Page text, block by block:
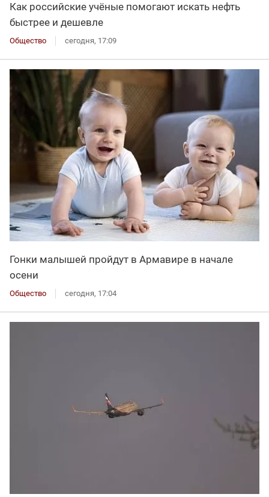
Как российские учёные помогают искать нефть
быстрее и дешевле
Общество сегодня, 17:09
Гонки малышей пройдут в Армавире в начале
осени
Общество сегодня, 17:04